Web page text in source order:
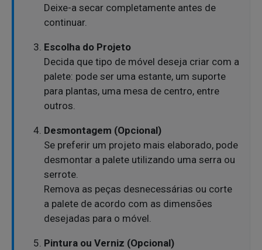
Deixe-a secar completamente antes de
continuar.
Escolha do Projeto
Decida que tipo de móvel deseja criar com a
palete: pode ser uma estante, um suporte
para plantas, uma mesa de centro, entre
outros.
Desmontagem (Opcional)
Se preferir um projeto mais elaborado, pode
desmontar a palete utilizando uma serra ou
serrote.
Remova as peças desnecessárias ou corte
a palete de acordo com as dimensões
desejadas para o móvel.
Pintura ou Verniz (Opcional)